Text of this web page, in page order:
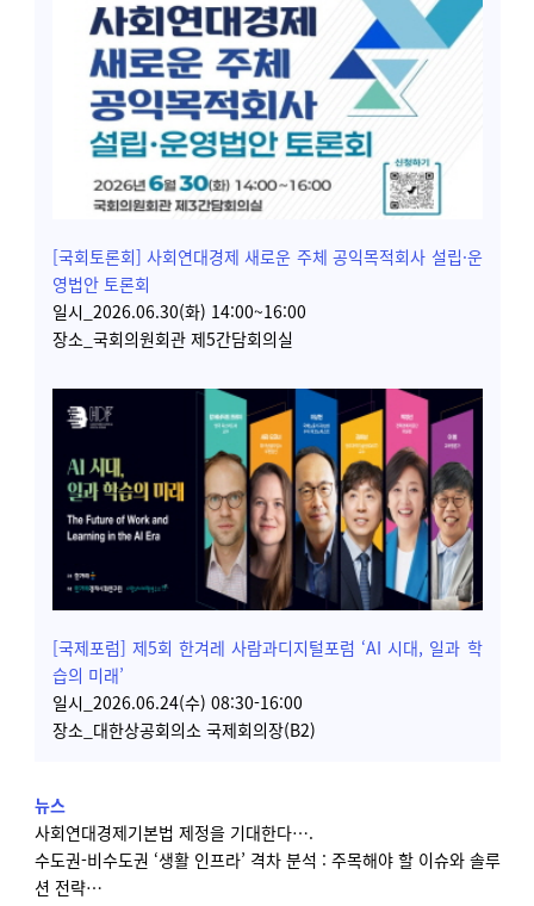
[국회토론회] 사회연대경제 새로운 주체공익목적회사 설립·운
영법안 토론회
일시_2026.06.30(화) 14:00~16:00
장소_국회의원회관 제5간담회의실
[국제포럼] 제5회 한겨레 사람과디지털포럼 ‘AI 시대, 일과 학
습의 미래’
일시_2026.06.24(수) 08:30-16:00
장소_대한상공회의소 국제회의장(B2)
뉴스
사회연대경제기본법 제정을 기대한다….
수도권-비수도권 ‘생활 인프라’ 격차 분석 : 주목해야 할 이슈와 솔루
션 전략…